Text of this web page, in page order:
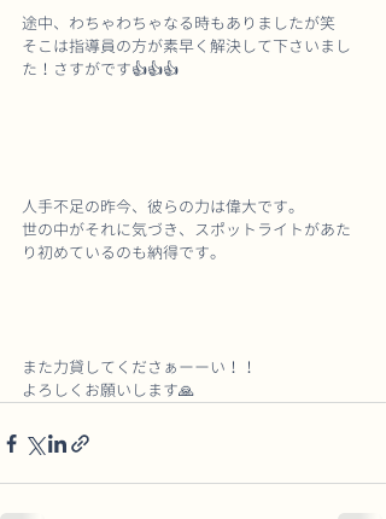
途中、わちゃわちゃなる時もありましたが笑
そこは指導員の方が素早く解決して下さいまし
た！さすがです👍👍👍
人手不足の昨今、彼らの力は偉大です。
世の中がそれに気づき、スポットライトがあた
り初めているのも納得です。
また力貸してくださぁーーい！！
よろしくお願いします🙏